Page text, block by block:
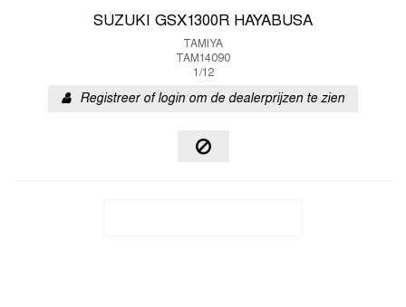
SUZUKI GSX1300R HAYABUSA
TAMIYA
TAM14090
1/12
Registreer of login om de dealerprijzen te zien